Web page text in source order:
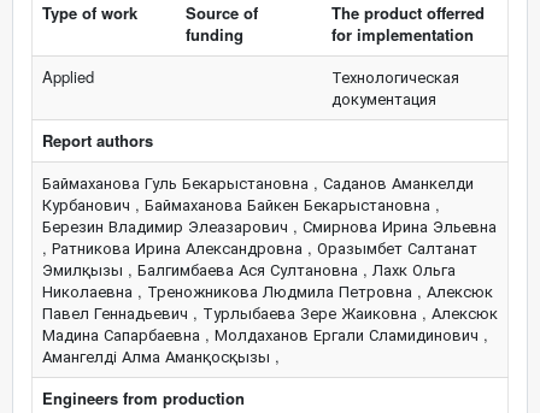
Type of work
Source of
funding
The product offerred
for implementation
Applied
Технологическая
документация
Report authors
Баймаханова Гуль Бекарыстановна , Саданов Аманкелди
Курбанович , Баймаханова Байкен Бекарыстановна ,
Березин Владимир Элеазарович , Смирнова Ирина Эльевна
, Ратникова Ирина Александровна , Оразымбет Салтанат
Эмилқызы , Балгимбаева Ася Султановна , Лахк Ольга
Николаевна , Треножникова Людмила Петровна , Алексюк
Павел Геннадьевич , Турлыбаева Зере Жаиковна , Алексюк
Мадина Сапарбаевна , Молдаханов Ергали Сламидинович ,
Амангелді Алма Аманқосқызы ,
Engineers from production